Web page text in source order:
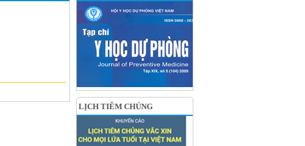
LỊCH TIÊM CHỦNG